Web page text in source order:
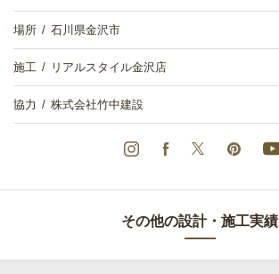
場所 石川県金沢市
施工 リアルスタイル金沢店
協力 株式会社竹中建設
その他の設計・施工実績